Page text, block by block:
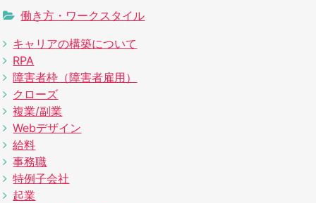
働き方・ワークスタイル
キャリアの構築について
RPA
障害者枠（障害者雇用）
クローズ
複業/副業
Webデザイン
給料
事務職
特例子会社
起業